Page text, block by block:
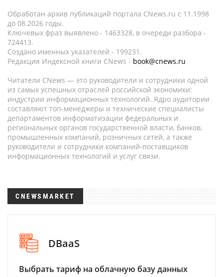
Обработан архив публикаций портала CNews.ru c 11.1998
до 08.2026 годы.
Ключевых фраз выявлено - 1463328, в очереди разбора -
724413.
Создано именных указателей - 199231.
Редакция Индексной книги CNews - book@cnews.ru
Читатели CNews — это руководители и сотрудники одной
из самых успешных отраслей российской экономики:
индустрии информационных технологий. Ядро аудитории
составляют топ-менеджеры и технические специалисты
департаментов информатизации федеральных и
региональных органов государственной власти, банков,
промышленных компаний, розничных сетей, а также
руководители и сотрудники компаний-поставщиков
информационных технологий и услуг связи.
CNEWSMARKET
DBaaS
Выбрать тариф на облачную базу данных